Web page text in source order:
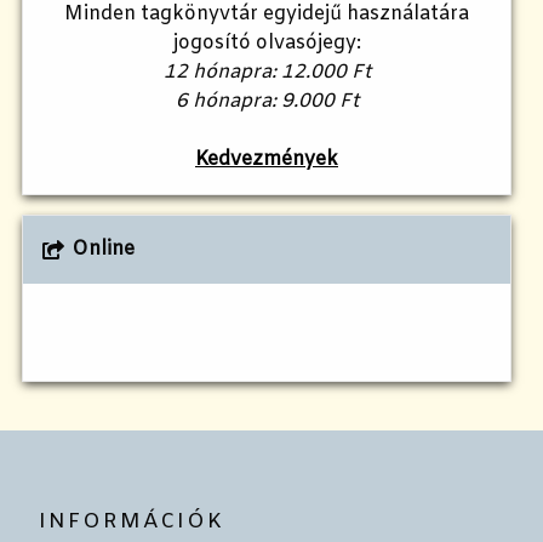
Minden tagkönyvtár egyidejű használatára
jogosító olvasójegy:
12 hónapra: 12.000 Ft
6 hónapra: 9.000 Ft
Kedvezmények
Online
INFORMÁCIÓK